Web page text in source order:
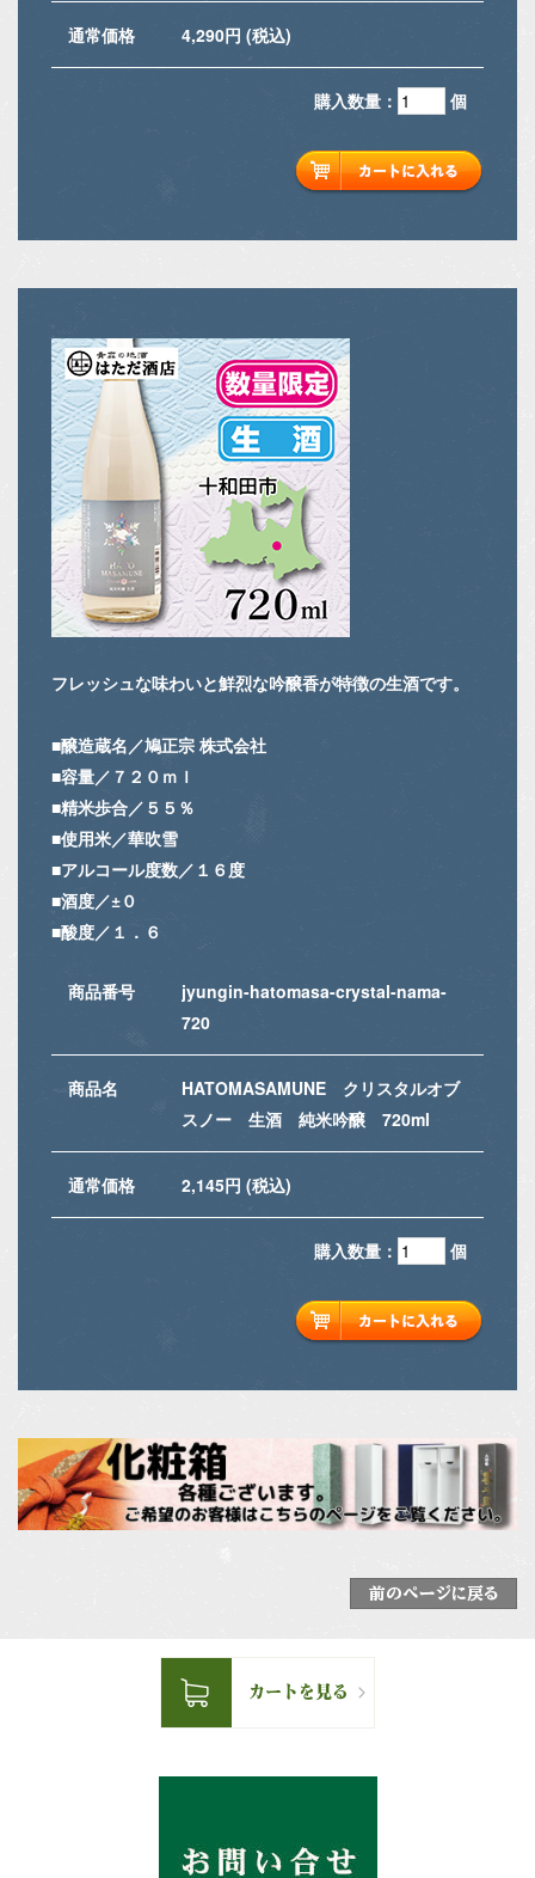
通常価格 4,290円 (税込)
購入数量： 個
フレッシュな味わいと鮮烈な吟醸香が特徴の生酒です。
■醸造蔵名／鳩正宗 株式会社
■容量／７２０ｍｌ
■精米歩合／５５％
■使用米／華吹雪
■アルコール度数／１６度
■酒度／±０
■酸度／１．６
商品番号
jyungin-hatomasa-crystal-nama-
720
商品名
HATOMASAMUNE クリスタルオブ
スノー 生酒 純米吟醸 720ml
通常価格 2,145円 (税込)
購入数量： 個
前のページに戻る